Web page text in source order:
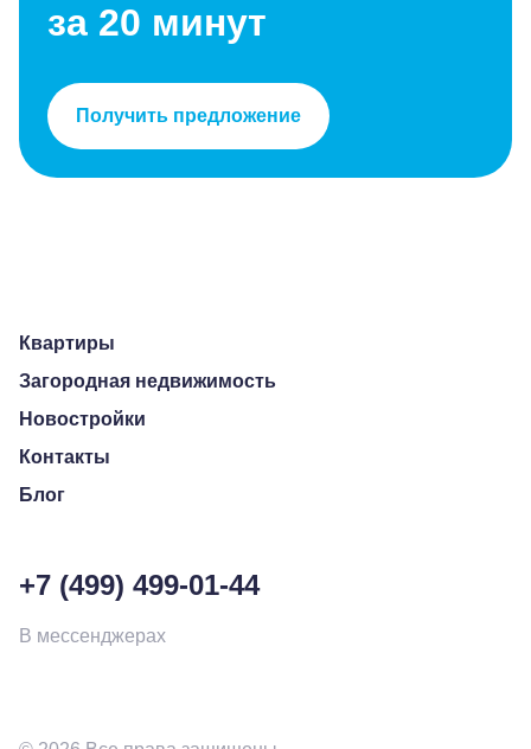
за 20 минут
Получить предложение
Квартиры
Загородная недвижимость
Новостройки
Контакты
Блог
+7 (499) 499-01-44
В мессенджерах